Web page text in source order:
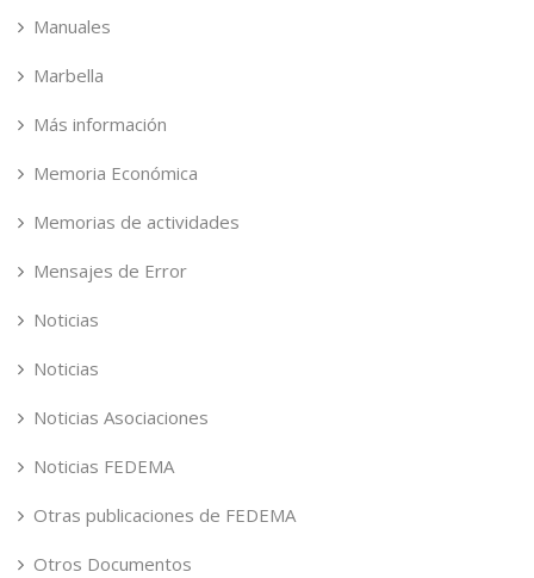
Manuales
Marbella
Más información
Memoria Económica
Memorias de actividades
Mensajes de Error
Noticias
Noticias
Noticias Asociaciones
Noticias FEDEMA
Otras publicaciones de FEDEMA
Otros Documentos